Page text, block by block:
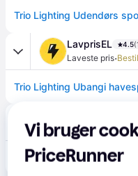
LavprisEL 4.5
Laveste pris·
Trio Lighting Ubangi
Bestillingsvare
Trio Lighting Ubangi
Vi bruger
PriceRunner